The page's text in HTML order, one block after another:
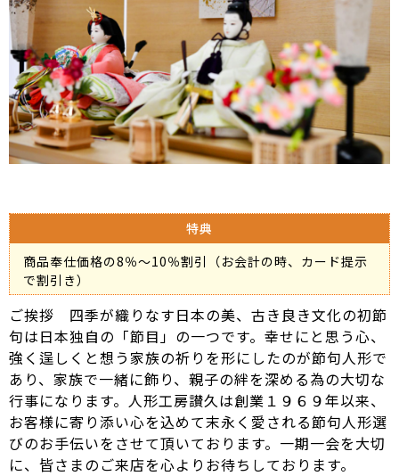
特典
商品奉仕価格の8％～10％割引（お会計の時、カード提示
で割引き）
ご挨拶 四季が織りなす日本の美、古き良き文化の初節
句は日本独自の「節目」の一つです。幸せにと思う心、
強く逞しくと想う家族の祈りを形にしたのが節句人形で
あり、家族で一緒に飾り、親子の絆を深める為の大切な
行事になります。人形工房讃久は創業１９６９年以来、
お客様に寄り添い心を込めて末永く愛される節句人形選
びのお手伝いをさせて頂いております。一期一会を大切
に、皆さまのご来店を心よりお待ちしております。